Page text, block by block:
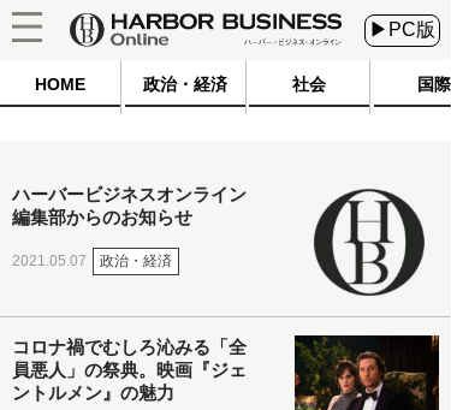
▶PC版
HOME 政治・経済 社会 国際
ハーバービジネスオンライン
編集部からのお知らせ
2021.05.07 政治・経済
コロナ禍でむしろ沁みる「全
員悪人」の祭典。映画『ジェ
ントルメン』の魅力